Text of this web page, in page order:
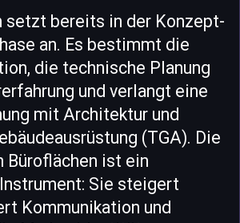
setzt bereits in der Konzept-
an. Es bestimmt die
die technische Planung
und verlangt eine
mit Architektur und
(TGA). Die
Büroflächen ist ein
Sie steigert
Kommunikation und